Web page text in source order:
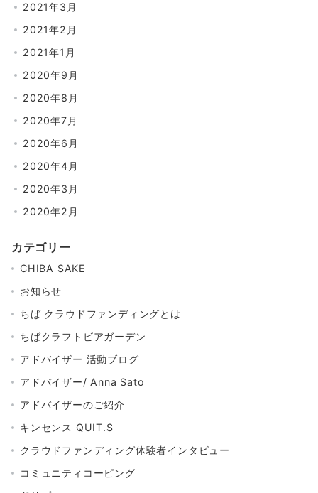
2021年3月
2021年2月
2021年1月
2020年9月
2020年8月
2020年7月
2020年6月
2020年4月
2020年3月
2020年2月
カテゴリー
CHIBA SAKE
お知らせ
ちば クラウドファンディングとは
ちばクラフトビアガーデン
アドバイザー 活動ブログ
アドバイザー/ Anna Sato
アドバイザーのご紹介
キンセンス QUIT.S
クラウドファンディング体験者インタビュー
コミュニティコーピング